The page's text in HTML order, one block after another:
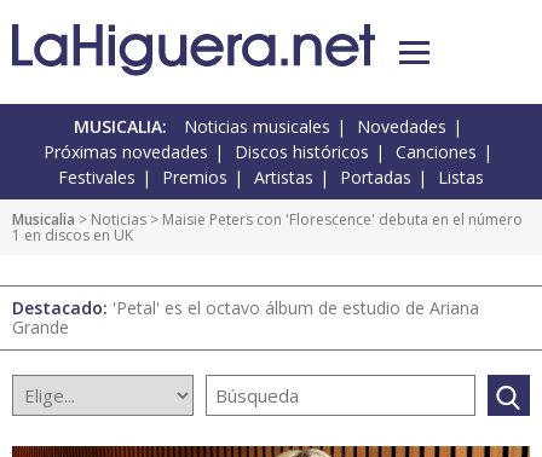
MUSICALIA: Noticias musicales
Novedades
Próximas novedades
Discos históricos
Canciones
Festivales
Premios Artistas Portadas Listas
Musicalia > Noticias > Maisie Peters con 'Florescence' debuta en el número
1 en discos en UK
Destacado: 'Petal' es el octavo álbum de estudio de Ariana
Grande